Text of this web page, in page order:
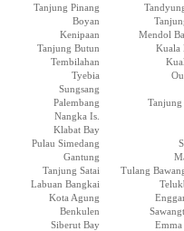
Tanjung Pinang
Boyan
Kenipaan
Mendol
Tanjung Butun
Kuala
Tembilahan
Tyebia
Sungsang
Palembang
Nangka Is.
Klabat Bay
Pulau Simedang
Gantung
Tanjung Satai
Tulang
Labuan Bangkai
Kota Agung
Benkulen
Siberut Bay
Emma